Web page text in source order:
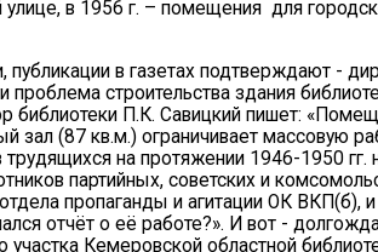
в 1956 г. – помещения для
в газетах подтверждают -
проблема строительства здания
П.К. Савицкий пишет:
(87 кв.м.) ограничивает массовую
на протяжении 1946-1950 гг.
партийных, советских и
отдела пропаганды и агитации ОК
отчёт о её работе?». И вот -
Кемеровской областной